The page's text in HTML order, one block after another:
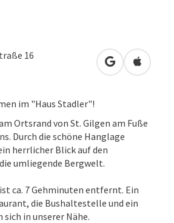
16
in Google
in
im "Haus Stadler"!
Ortsrand von St. Gilgen am Fuße
Durch die schöne Hanglage
herrlicher Blick auf den
umliegende Bergwelt.
ca. 7 Gehminuten entfernt. Ein
die Bushaltestelle und ein
sich in unserer Nähe.